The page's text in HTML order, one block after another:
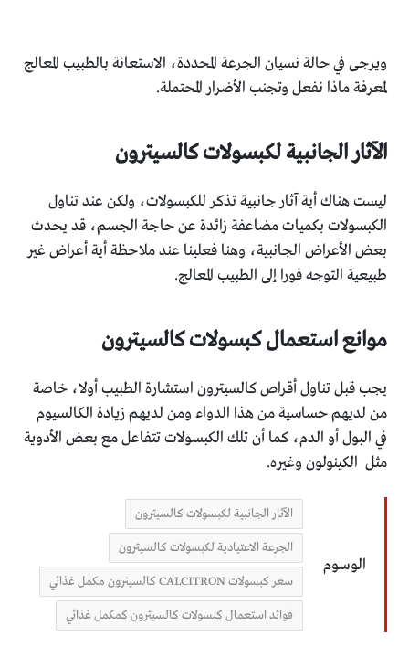
ويرجى في حالة نسيان الجرعة المحددة، الاستعانة بالطبيب المعالج
لمعرفة ماذا نفعل وتجنب الأضرار المحتملة.
الآثار الجانبية لكبسولات كالسيترون
ليست هناك أية آثار جانبية تذكر للكبسولات، ولكن عند تناول
الكبسولات بكميات مضاعفة زائدة عن حاجة الجسم، قد يحدث
بعض الأعراض الجانبية، وهنا فعلينا عند ملاحظة أية أعراض غير
طبيعية التوجه فورا إلى الطبيب المعالج.
موانع استعمال كبسولات كالسيترون
يجب قبل تناول أقراص كالسيترون استشارة الطبيب أولا، خاصة
من لديهم حساسية من هذا الدواء ومن لديهم زيادة الكالسيوم
في البول أو الدم، كما أن تلك الكبسولات تتفاعل مع بعض الأدوية
مثل الكينولون وغيره.
الوسوم
الآثار الجانبية لكبسولات كالسيترون
الجرعة الاعتيادية لكبسولات كالسيترون
سعر كبسولات CALCITRON كالسيترون مكمل غذائي
فوائد استعمال كبسولات كالسيترون كمكمل غذائي